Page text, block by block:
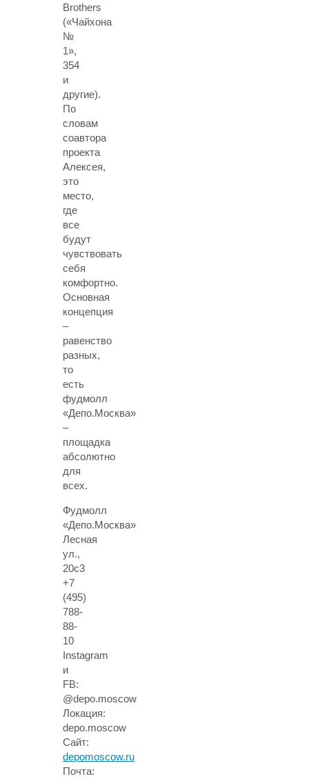
Brothers
(«Чайхона
№
1»,
354
и
другие).
По
словам
соавтора
проекта
Алексея,
это
место,
где
все
будут
чувствовать
себя
комфортно.
Основная
концепция
–
равенство
разных,
то
есть
фудмолл
«Депо.Москва»
–
площадка
абсолютно
для
всех.
Фудмолл
«Депо.Москва»
Лесная
ул.,
20с3
+7
(495)
788-
88-
10
Instagram
и
FB:
@depo.moscow
Локация:
depo.moscow
Сайт:
depomoscow.ru
Почта: